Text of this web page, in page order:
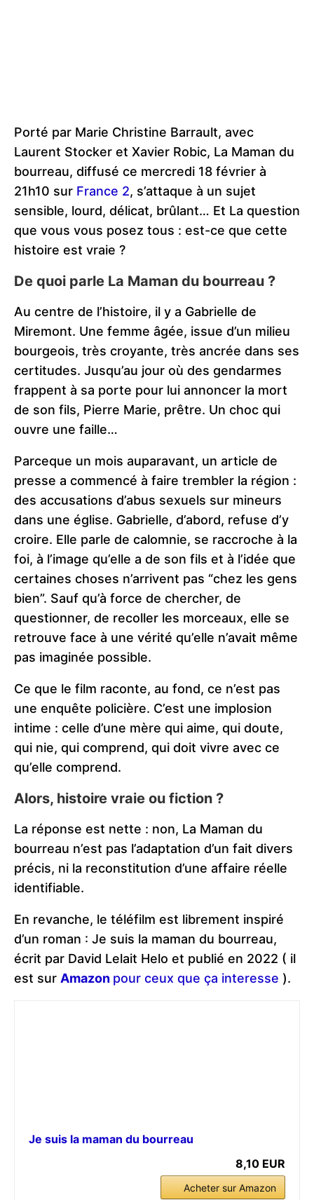
Porté par Marie Christine Barrault, avec
Laurent Stocker et Xavier Robic, La Maman du
bourreau, diffusé ce mercredi 18 février à
21h10 sur France 2, s’attaque à un sujet
sensible, lourd, délicat, brûlant… Et La question
que vous vous posez tous : est-ce que cette
histoire est vraie ?
De quoi parle La Maman du bourreau ?
Au centre de l’histoire, il y a Gabrielle de
Miremont. Une femme âgée, issue d’un milieu
bourgeois, très croyante, très ancrée dans ses
certitudes. Jusqu’au jour où des gendarmes
frappent à sa porte pour lui annoncer la mort
de son fils, Pierre Marie, prêtre. Un choc qui
ouvre une faille…
Parceque un mois auparavant, un article de
presse a commencé à faire trembler la région :
des accusations d’abus sexuels sur mineurs
dans une église. Gabrielle, d’abord, refuse d’y
croire. Elle parle de calomnie, se raccroche à la
foi, à l’image qu’elle a de son fils et à l’idée que
certaines choses n’arrivent pas “chez les gens
bien”. Sauf qu’à force de chercher, de
questionner, de recoller les morceaux, elle se
retrouve face à une vérité qu’elle n’avait même
pas imaginée possible.
Ce que le film raconte, au fond, ce n’est pas
une enquête policière. C’est une implosion
intime : celle d’une mère qui aime, qui doute,
qui nie, qui comprend, qui doit vivre avec ce
qu’elle comprend.
Alors, histoire vraie ou fiction ?
La réponse est nette : non, La Maman du
bourreau n’est pas l’adaptation d’un fait divers
précis, ni la reconstitution d’une affaire réelle
identifiable.
En revanche, le téléfilm est librement inspiré
d’un roman : Je suis la maman du bourreau,
écrit par David Lelait Helo et publié en 2022 ( il
est sur Amazon pour ceux que ça interesse ).
Je suis la maman du bourreau
8,10 EUR
Acheter sur Amazon